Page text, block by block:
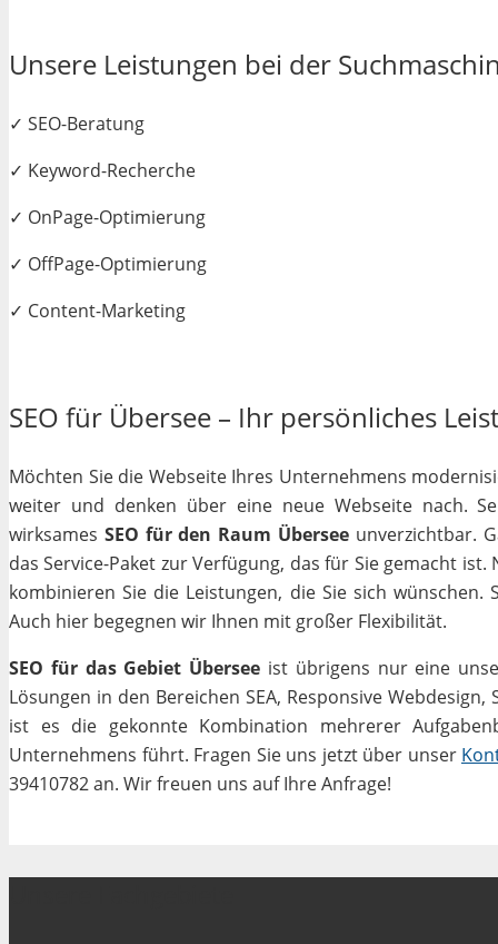
Unsere Leistungen bei der
✓ SEO-Beratung
✓ Keyword-Recherche
✓ OnPage-Optimierung
✓ OffPage-Optimierung
✓ Content-Marketing
SEO für Übersee – Ihr persönliches
Möchten Sie die Webseite Ihres Unternehmens
weiter und denken über eine neue Webseite nach.
wirksames SEO für den Raum Übersee unverzichtbar.
das Service-Paket zur Verfügung, das für Sie gemacht
kombinieren Sie die Leistungen, die Sie sich wünschen.
Auch hier begegnen wir Ihnen mit großer Flexibilität.
SEO für das Gebiet Übersee ist übrigens nur eine
Lösungen in den Bereichen SEA, Responsive
ist es die gekonnte Kombination mehrerer
Unternehmens führt. Fragen Sie uns jetzt über unser
39410782 an. Wir freuen uns auf Ihre Anfrage!